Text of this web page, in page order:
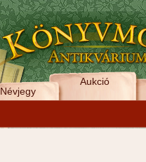
Névjegy
Aukció